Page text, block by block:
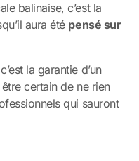
balinaise, c’est la
aura été pensé sur
la garantie d’un
certain de ne rien
qui sauront